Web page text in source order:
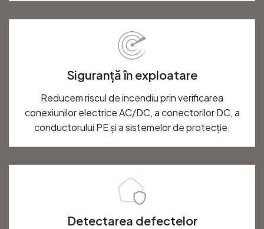
Siguranță în exploatare
Reducem riscul de incendiu prin verificarea
conexiunilor electrice AC/DC, a conectorilor DC, a
conductorului PE și a sistemelor de protecție.
Detectarea defectelor